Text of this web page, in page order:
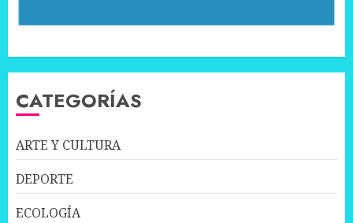
CATEGORÍAS
ARTE Y CULTURA
DEPORTE
ECOLOGÍA